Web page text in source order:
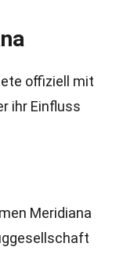
offiziell mit
ihr Einfluss
Meridiana